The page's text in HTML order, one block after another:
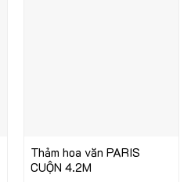
Thảm hoa văn PARIS
CUỘN 4.2M